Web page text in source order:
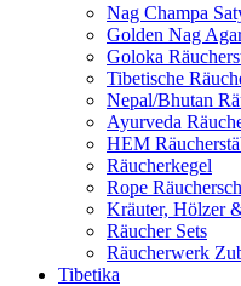
Nag Champa
Golden Nag
Goloka
Tibetische
Nepal/Bhutan
Ayurveda
HEM
Räucherkegel
Rope
Kräuter, Hölzer
Räucher Sets
Räucherwerk
Tibetika